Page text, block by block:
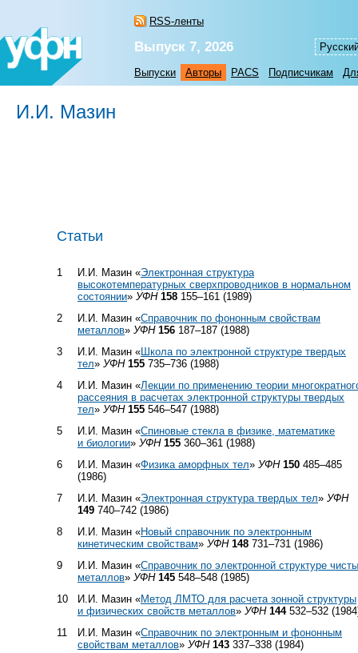
RSS-ленты
Выпуск 7, 2026
Выпуски Авторы PACS Подписчикам
И.И. Мазин
Статьи
1 И.И. Мазин «Электронная структура
высокотемпературных сверхпроводников в нормальном
состоянии» УФН 158 155–161 (1989)
2
И.И. Мазин «Справочник по фононным свойствам
металлов» УФН 156 187–187 (1988)
3
И.И. Мазин «Школа по электронной структуре твердых
тел» УФН 155 735–736 (1988)
4
И.И. Мазин «Лекции по применению теории
рассеяния в расчетах электронной структуры твердых
тел» УФН 155 546–547 (1988)
5
И.И. Мазин «Спиновые стекла в физике, математике
и биологии» УФН 155 360–361 (1988)
6
И.И. Мазин «Физика аморфных тел» УФН 150 485–485
(1986)
7
И.И. Мазин «Электронная структура твердых тел» УФН
149 740–742 (1986)
8
И.И. Мазин «Новый справочник по электронным
кинетическим свойствам» УФН 148 731–731 (1986)
9
И.И. Мазин «Справочник по электронной структуре
металлов» УФН 145 548–548 (1985)
10
И.И. Мазин «Метод ЛМТО для расчета зонной структуры
и физических свойств металлов» УФН 144532–532
11
И.И. Мазин «Справочник по электронным и фононным
свойствам металлов» УФН 143 337–338 (1984)